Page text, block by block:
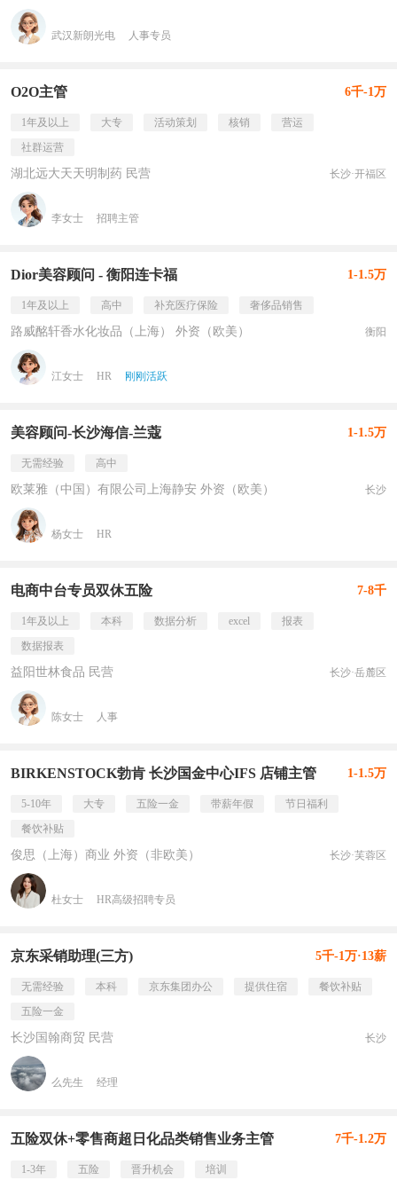
武汉新朗光电 人事专员
O2O主管 6千-1万
1年及以上 大专 活动策划 核销
营运
社群运营
湖北远大天天明制药 民营 长沙·开福区
李女士 招聘主管
Dior美容顾问 - 衡阳连卡福 1-1.5万
1年及以上 高中 补充医疗保险 奢侈品销售
路威酩轩香水化妆品（上海） 外资（欧美） 衡阳
江女士 HR 刚刚活跃
美容顾问-长沙海信-兰蔻 1-1.5万
无需经验 高中
欧莱雅（中国）有限公司上海静安 外资（欧美） 长沙
杨女士 HR
电商中台专员双休五险 7-8千
1年及以上 本科 数据分析 excel
报表
数据报表
益阳世林食品 民营 长沙·岳麓区
陈女士 人事
BIRKENSTOCK勃肯 长沙国金中心IFS 店铺主管 1-1.5万
5-10年 大专 五险一金 带薪年假
节日福利
餐饮补贴
俊思（上海）商业 外资（非欧美） 长沙·芙蓉区
杜女士 HR高级招聘专员
京东采销助理(三方) 5千-1万·13薪
无需经验 本科 京东集团办公 提供住宿
餐饮补贴
五险一金
长沙国翰商贸 民营 长沙
么先生 经理
五险双休+零售商超日化品类销售业务主管 7千-1.2万
1-3年 五险 晋升机会 培训